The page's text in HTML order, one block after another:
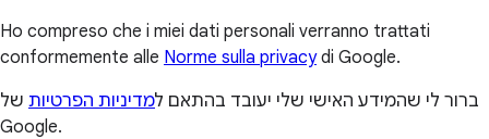
Ho compreso che i miei dati personali verranno trattati
conformemente alle Norme sulla privacydi Google.
ברור לי שהמידע האישי שלי יעובד בהתאם למדיניות הפרטיות של
Google.